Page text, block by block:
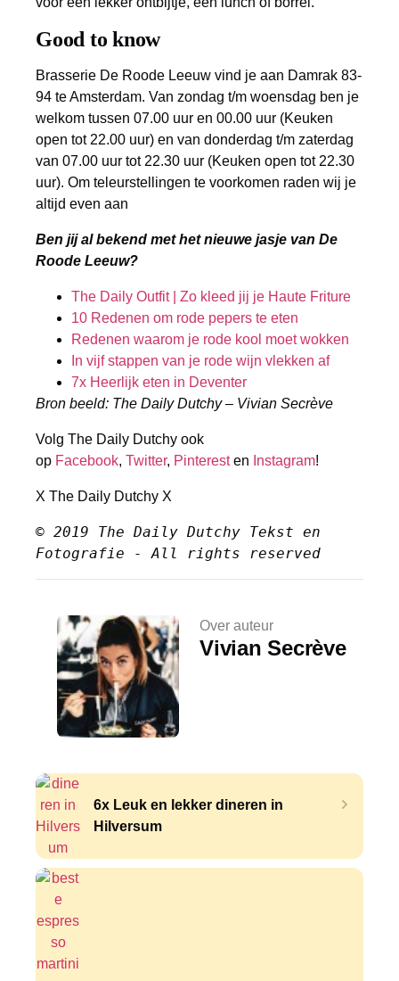
Good to know
Brasserie De Roode Leeuw vind je aan Damrak 83-
94 te Amsterdam. Van zondag t/m woensdag ben je
welkom tussen 07.00 uur en 00.00 uur (Keuken
open tot 22.00 uur) en van donderdag t/m zaterdag
van 07.00 uur tot 22.30 uur (Keuken open tot 22.30
uur). Om teleurstellingen te voorkomen raden wij je
altijd even aan
Ben jij al bekend met het nieuwe jasje van De
Roode Leeuw?
The Daily Outfit | Zo kleed jij je Haute Friture
10 Redenen om rode pepers te eten
Redenen waarom je rode kool moet wokken
In vijf stappen van je rode wijn vlekken af
7x Heerlijk eten in Deventer
Bron beeld: The Daily Dutchy – Vivian Secrève
Volg The Daily Dutchy ook
op Facebook, Twitter, Pinteresten Instagram!
X The Daily Dutchy X
© 2019 The Daily Dutchy Tekst en
Fotografie - All rights reserved
Over auteur
Vivian Secrève
6x Leuk en lekker dineren in
Hilversum